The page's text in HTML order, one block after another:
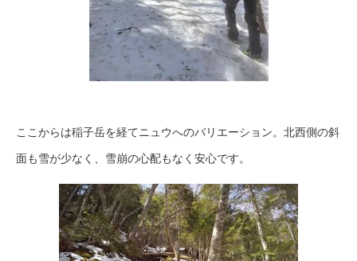
ここからは稲子岳を経てニュウへのバリエーション。北西側の斜
面も雪が少なく、雪崩の心配もなく安心です。